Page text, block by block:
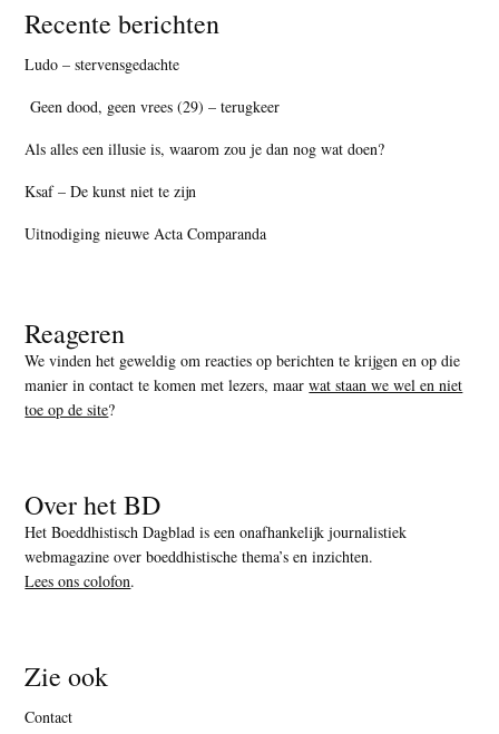
Recente berichten
Ludo – stervensgedachte
Geen dood, geen vrees (29) – terugkeer
Als alles een illusie is, waarom zou je dan nog wat doen?
Ksaf – De kunst niet te zijn
Uitnodiging nieuwe Acta Comparanda
Reageren
We vinden het geweldig om reacties op berichten te krijgen en op die
manier in contact te komen met lezers, maarwat staan we wel en niet
toe op de site?
Over het BD
Het Boeddhistisch Dagblad is een onafhankelijk journalistiek
webmagazine over boeddhistische thema’s en inzichten.
Lees ons colofon.
Zie ook
Contact